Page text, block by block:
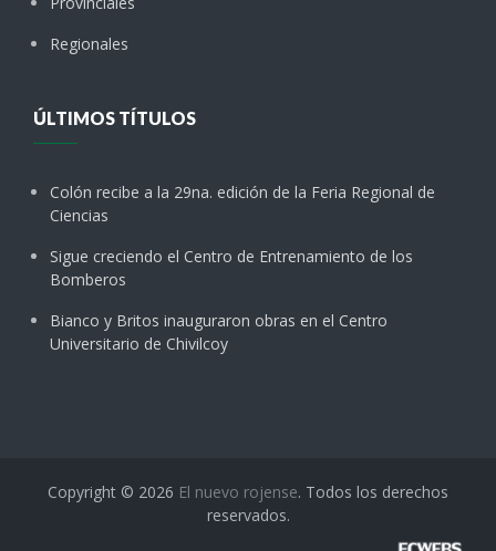
Regionales
ÚLTIMOS TÍTULOS
Colón recibe a la 29na. edición de la Feria Regional de
Ciencias
Sigue creciendo el Centro de Entrenamiento de los
Bomberos
Bianco y Britos inauguraron obras en el Centro
Universitario de Chivilcoy
Copyright © 2026 El nuevo rojense. Todos los derechos
reservados.